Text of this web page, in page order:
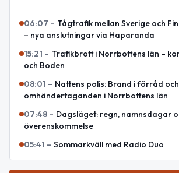
06:07 – Tågtrafik mellan Sverige och
– nya anslutningar via Haparanda
15:21 – Trafikbrott i Norrbottens län –
och Boden
08:01 – Nattens polis: Brand i förråd och
omhändertaganden i Norrbottens län
07:48 – Dagsläget: regn, namnsdagar
överenskommelse
05:41 – Sommarkväll med Radio Duo